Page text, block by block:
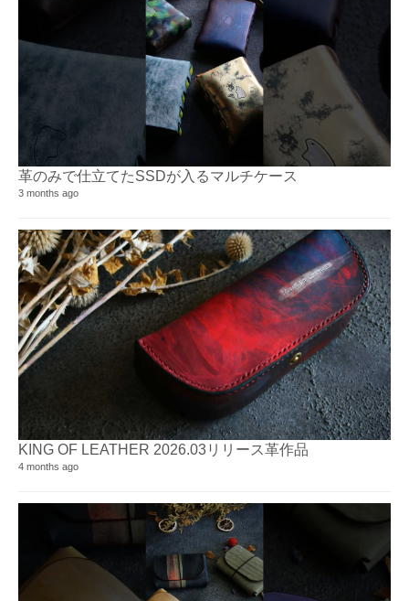
革のみで仕立てたSSDが入るマルチケース
3 months ago
KING OF LEATHER 2026.03リリース革作品
4 months ago